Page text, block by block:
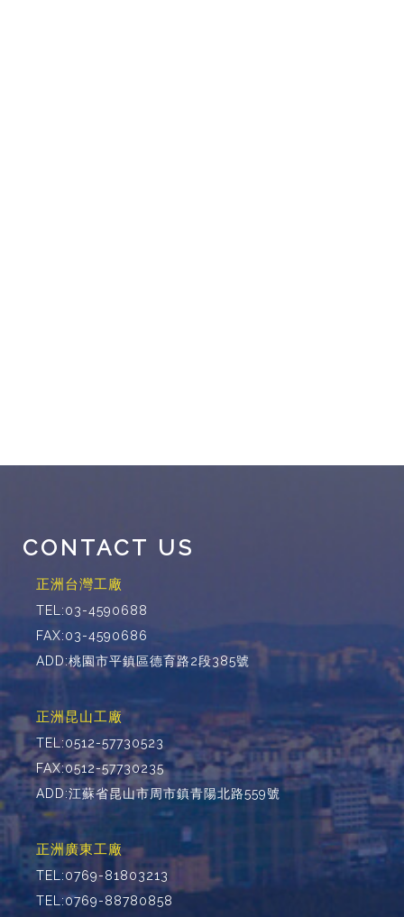
CONTACT US
正洲台灣工廠
TEL:03-4590688
FAX:03-4590686
ADD:桃園市平鎮區德育路2段385號
正洲昆山工廠
TEL:0512-57730523
FAX:0512-57730235
ADD:江蘇省昆山市周市鎮青陽北路559號
正洲廣東工廠
TEL:0769-81803213
TEL:0769-88780858